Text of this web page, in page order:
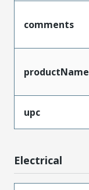
comments
productName
upc
Electrical